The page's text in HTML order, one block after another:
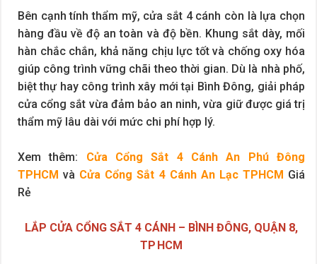
Bên cạnh tính thẩm mỹ, cửa sắt 4 cánh còn là lựa chọn
hàng đầu về độ an toàn và độ bền. Khung sắt dày, mối
hàn chắc chắn, khả năng chịu lực tốt và chống oxy hóa
giúp công trình vững chãi theo thời gian. Dù là nhà phố,
biệt thự hay công trình xây mới tại Bình Đông, giải pháp
cửa cổng sắt vừa đảm bảo an ninh, vừa giữ được giá trị
thẩm mỹ lâu dài với mức chi phí hợp lý.
Xem thêm: Cửa Cổng Sắt 4 Cánh An Phú Đông
TPHCM và Cửa Cổng Sắt 4 Cánh An Lạc TPHCM Giá
Rẻ
LẮP CỬA CỔNG SẮT 4 CÁNH – BÌNH ĐÔNG, QUẬN 8,
TP HCM